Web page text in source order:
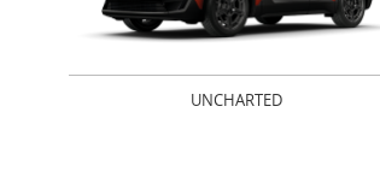
UNCHARTED